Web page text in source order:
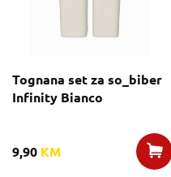
Tognana set za so_biber
Infinity Bianco
9,90 KM